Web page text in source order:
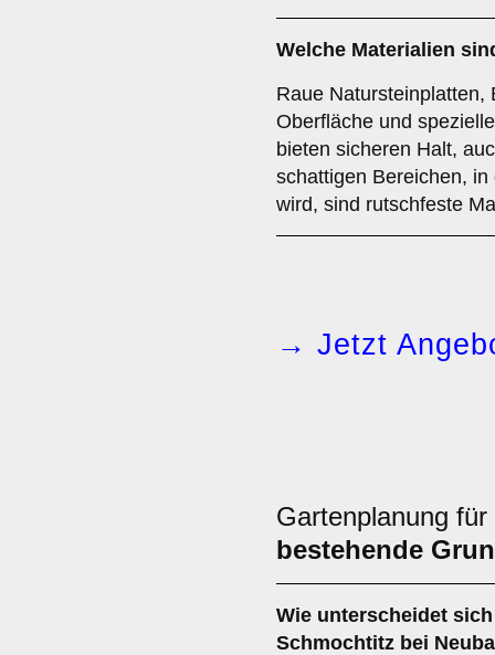
Welche Materialien
Raue Natursteinplatten,
Oberfläche und
bieten sicheren Halt,
schattigen Bereichen,
wird, sind rutschfeste
→ Jetzt
Gartenplanung für
bestehende
Wie unterscheidet
Schmochtitz bei